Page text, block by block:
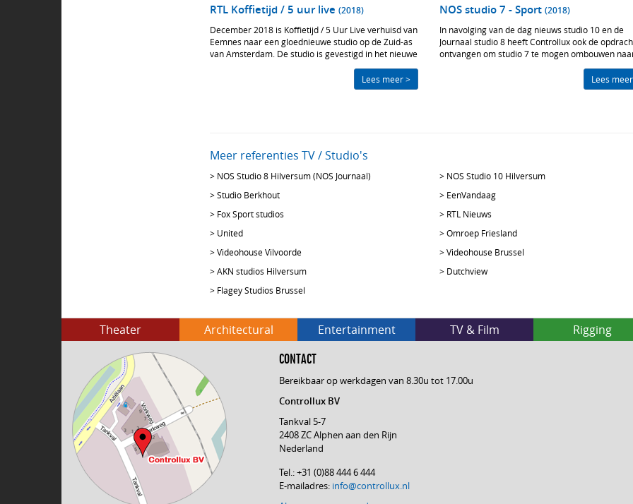
RTL Koffietijd / 5 uur live (2018)
December 2018 is Koffietijd / 5 Uur Live verhuisd van
Eemnes naar een gloednieuwe studio op de Zuid-as
van Amsterdam. De studio is gevestigd in het nieuwe
afgelopen donderdag 6 december feestelijk geopend
Lees meer >
NOS studio 7 - Sport (2018)
In navolging van de dag nieuws studio 10 en de
Journaal studio 8 heeft Controllux ook de
ontvangen om studio 7 te mogen ombouwen
gebruikt voor sport uitzendingen. De studio heeft
Lees
Meer referenties TV / Studio's
> NOS Studio 8 Hilversum (NOS Journaal) > NOS Studio 10 Hilversum
>Studio Berkhout > EenVandaag
> Fox Sport studios > RTL Nieuws
> United >Omroep Friesland
>Videohouse Vilvoorde >Videohouse Brussel
>AKN studios Hilversum > Dutchview
> Flagey Studios Brussel
Theater Architectural Entertainment TV & Film Rigging
CONTACT
Bereikbaar op werkdagen van 8.30u tot 17.00u
Controllux BV
Tankval 5-7
2408 ZC Alphen aan den Rijn
Nederland
Tel.: +31 (0)88 444 6 444
E-mailadres: info@controllux.nl